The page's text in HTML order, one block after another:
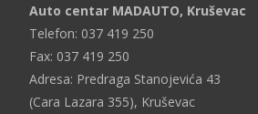
Auto centar MADAUTO, Kruševac
Telefon: 037 419 250
Fax: 037 419 250
Adresa: Predraga Stanojevića 43
(Cara Lazara 355), Kruševac